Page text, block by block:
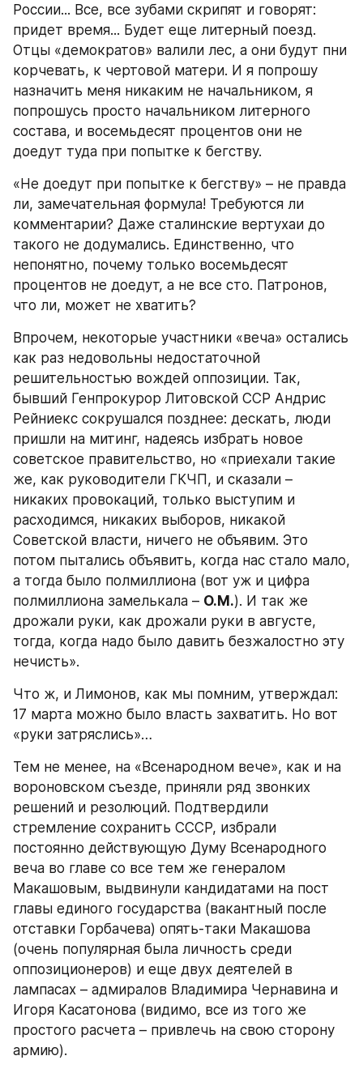
России... Все, все зубами скрипят и говорят:
придет время... Будет еще литерный поезд.
Отцы «демократов» валили лес, а они будут пни
корчевать, к чертовой матери. И я попрошу
назначить меня никаким не начальником, я
попрошусь просто начальником литерного
состава, и восемьдесят процентов они не
доедут туда при попытке к бегству.
«Не доедут при попытке к бегству» – не правда
ли, замечательная формула! Требуются ли
комментарии? Даже сталинские вертухаи до
такого не додумались. Единственно, что
непонятно, почему только восемьдесят
процентов не доедут, а не все сто. Патронов,
что ли, может не хватить?
Впрочем, некоторые участники «веча» остались
как раз недовольны недостаточной
решительностью вождей оппозиции. Так,
бывший Генпрокурор Литовской ССР Андрис
Рейниекс сокрушался позднее: дескать, люди
пришли на митинг, надеясь избрать новое
советское правительство, но «приехали такие
же, как руководители ГКЧП, и сказали –
никаких провокаций, только выступим и
расходимся, никаких выборов, никакой
Советской власти, ничего не объявим. Это
потом пытались объявить, когда нас стало мало,
а тогда было полмиллиона (вот уж и цифра
полмиллиона замелькала – О.М.). И так же
дрожали руки, как дрожали руки в августе,
тогда, когда надо было давить безжалостно эту
нечисть».
Что ж, и Лимонов, как мы помним, утверждал:
17 марта можно было власть захватить. Но вот
«руки затряслись»…
Тем не менее, на «Всенародном вече», как и на
вороновском съезде, приняли ряд звонких
решений и резолюций. Подтвердили
стремление сохранить СССР, избрали
постоянно действующую Думу Всенародного
веча во главе со все тем же генералом
Макашовым, выдвинули кандидатами на пост
главы единого государства (вакантный после
отставки Горбачева) опять-таки Макашова
(очень популярная была личность среди
оппозиционеров) и еще двух деятелей в
лампасах – адмиралов Владимира Чернавина и
Игоря Касатонова (видимо, все из того же
простого расчета – привлечь на свою сторону
армию).